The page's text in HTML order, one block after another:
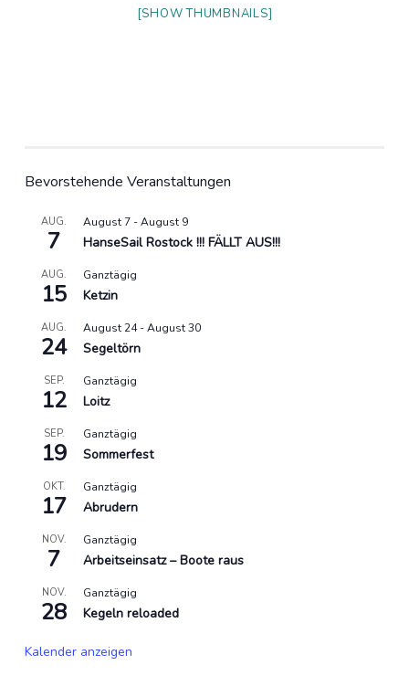
[SHOW THUMBNAILS]
Bevorstehende Veranstaltungen
AUG.
7
August 7 -August 9
HanseSail Rostock !!! FÄLLT AUS!!!
AUG.
15
Ganztägig
Ketzin
AUG.
24
August 24-August 30
Segeltörn
SEP.
12
Ganztägig
Loitz
SEP.
19
Ganztägig
Sommerfest
OKT.
17
Ganztägig
Abrudern
NOV.
7
Ganztägig
Arbeitseinsatz – Boote raus
NOV.
28
Ganztägig
Kegeln reloaded
Kalender anzeigen